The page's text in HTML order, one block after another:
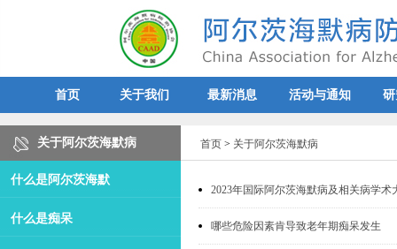
首页 关于我们 最新消息 活动与通知
关于阿尔茨海默病
什么是阿尔茨海默
什么是痴呆
首页 > 关于阿尔茨海默病
2023年国际阿尔茨海默病及相关病学术
哪些危险因素肯导致老年期痴呆发生